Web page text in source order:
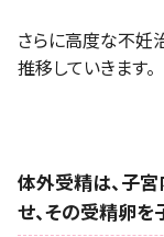
さらに高度な不妊
推移していきます。
体外受精は、子
せ、その受精卵を